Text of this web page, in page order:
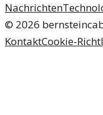
Nachrichten
© 2026
KontaktCookie-